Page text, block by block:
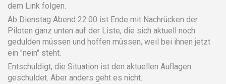
dem Link folgen.
Ab Dienstag Abend 22:00 ist Ende mit Nachrücken der
Piloten ganz unten auf der Liste, die sich aktuell noch
gedulden müssen und hoffen müssen, weil bei ihnen jetzt
ein "nein" steht.
Entschuldigt, die Situation ist den aktuellen Auflagen
geschuldet. Aber anders geht es nicht.